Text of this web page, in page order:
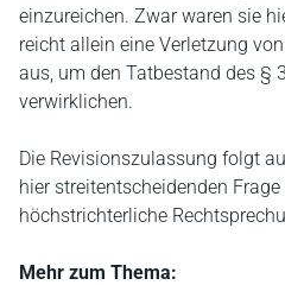
einzureichen. Zwar waren sie
reicht allein eine Verletzung
aus, um den Tatbestand des §
verwirklichen.
Die Revisionszulassung folgt
hier streitentscheidenden
höchstrichterliche
Mehr zum Thema: